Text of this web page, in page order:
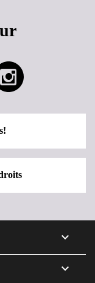

